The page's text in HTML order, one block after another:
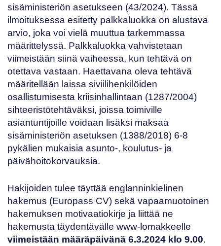
sisäministeriön asetukseen (43/2024). Tässä
ilmoituksessa esitetty palkkaluokka on alustava
arvio, joka voi vielä muuttua tarkemmassa
määrittelyssä. Palkkaluokka vahvistetaan
viimeistään siinä vaiheessa, kun tehtävä on
otettava vastaan. Haettavana oleva tehtävä
määritellään laissa siviilihenkilöiden
osallistumisesta kriisinhallintaan (1287/2004)
sihteeristötehtäväksi, joissa toimiville
asiantuntijoille voidaan lisäksi maksaa
sisäministeriön asetuksen (1388/2018) 6-8
pykälien mukaisia asunto-, koulutus- ja
päivähoitokorvauksia.
Hakijoiden tulee täyttää englanninkielinen
hakemus (Europass CV) sekä vapaamuotoinen
hakemuksen motivaatiokirje ja liittää ne
hakemusta täydentävälle www-lomakkeelle
viimeistään määräpäivänä 6.3.2024 klo 9.00.